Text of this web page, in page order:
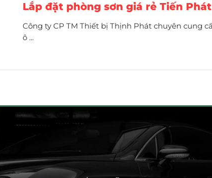
Lắp đặt phòng sơn giá rẻ Tiến Phát
Công ty CP TM Thiết bị Thịnh Phát chuyên cung
ô ...